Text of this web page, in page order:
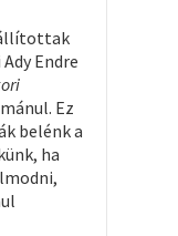
Endre
Ez
belénk a
ha